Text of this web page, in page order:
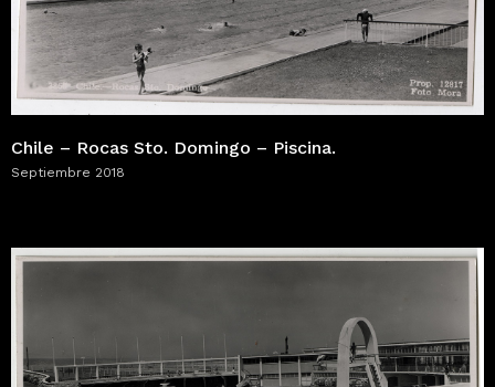
Chile – Rocas Sto. Domingo – Piscina.
Septiembre 2018